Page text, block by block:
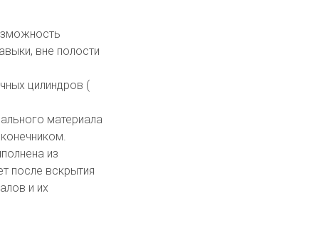
вне полости
цилиндров (
материала
из
после вскрытия
и их